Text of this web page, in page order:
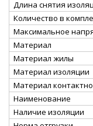
Длина снятия
Количество в
Максимальное
Материал
Материал жилы
Материал изоляции
Материал
Наименование
Наличие изоляции